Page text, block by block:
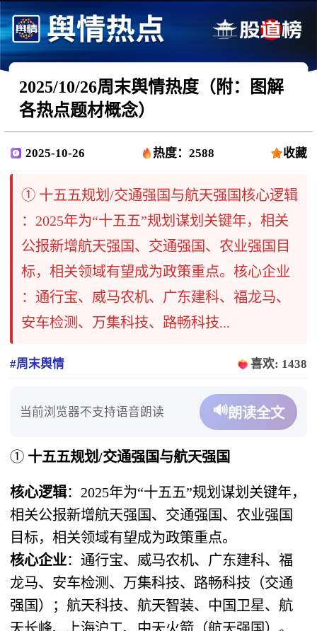
2025/10/26周末舆情热度（附：图解
各热点题材概念）
2025-10-26 热度：2588 收藏
① ​十五五规划/交通强国与航天强国​​核心逻辑​
：2025年为“十五五”规划谋划关键年，相关
公报新增航天强国、交通强国、农业强国目
标，相关领域有望成为政策重点。​核心企业​
：通行宝、威马农机、广东建科、福龙马、
安车检测、万集科技、路畅科技...
#周末舆情 喜欢: 1438
当前浏览器不支持语音朗读 🔊朗读全文
① ​ 十五五规划/交通强国与航天强国
核心逻辑​：2025年为“十五五”规划谋划关键年，
相关公报新增航天强国、交通强国、农业强国
目标，相关领域有望成为政策重点。
核心企业​：通行宝、威马农机、广东建科、福
龙马、安车检测、万集科技、路畅科技（交通
强国）；航天科技、航天智装、中国卫星、航